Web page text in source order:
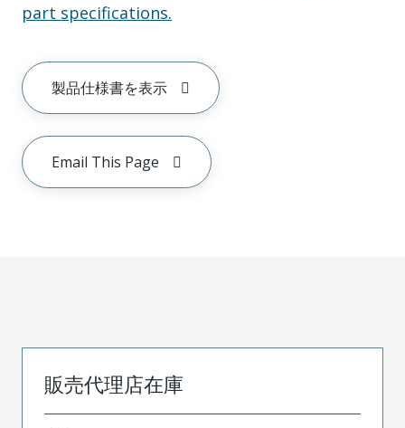
part specifications.
製品仕様書を表示
Email This Page
販売代理店在庫